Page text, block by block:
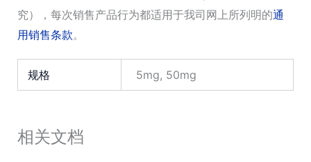
究），每次销售产品行为都适用于我司网上所列明的通
用销售条款。
规格 5mg, 50mg
相关文档